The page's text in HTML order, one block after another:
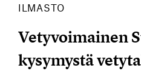
ILMASTO
Vetyvoimainen
kysymystä